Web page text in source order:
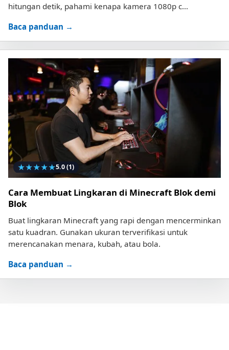
hitungan detik, pahami kenapa kamera 1080p c...
Baca panduan →
★★★★★5.0(1)
Cara Membuat Lingkaran di Minecraft Blok demi
Blok
Buat lingkaran Minecraft yang rapi dengan mencerminkan
satu kuadran. Gunakan ukuran terverifikasi untuk
merencanakan menara, kubah, atau bola.
Baca panduan →